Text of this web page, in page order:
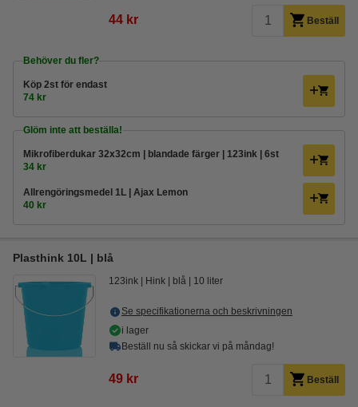
44 kr Beställ
Behöver du fler?
Köp 2st för endast
74 kr
Glöm inte att beställa!
Mikrofiberdukar 32x32cm | blandade färger | 123ink | 6st
34 kr
Allrengöringsmedel 1L | Ajax Lemon
40 kr
Plasthink 10L | blå
123ink Hink blå 10 liter
Se specifikationerna och beskrivningen
i lager
Beställ nu så skickar vi på måndag!
49 kr Beställ